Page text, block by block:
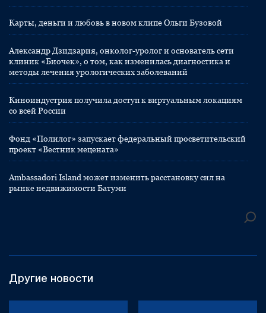
Карты, деньги и любовь в новом клипе Ольги Бузовой
Александр Дзидзария, онколог-уролог и основатель сети
клиник «Биочек», о том, как изменилась диагностика и
методы лечения урологических заболеваний
Киноиндустрия получила доступ к виртуальным локациям
со всей России
Фонд «Полилог» запускает федеральный просветительский
проект «Вестник мецената»
Ambassadori Island может изменить расстановку сил на
рынке недвижимости Батуми
Другие новости